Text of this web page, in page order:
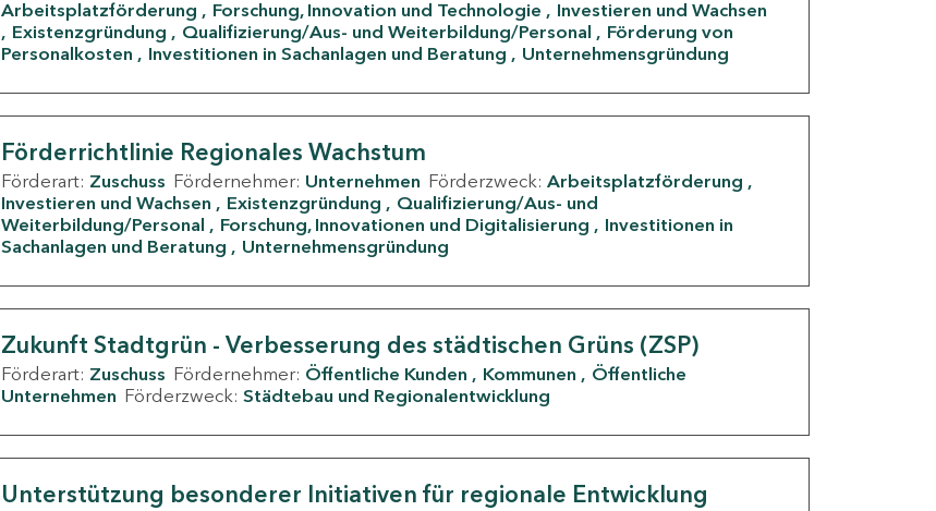
Arbeitsplatzförderung
Forschung, Innovation und Technologie
Investieren und Wachsen
Existenzgründung
Qualifizierung/Aus- und Weiterbildung/Personal
Förderung von
Personalkosten
Investitionen in Sachanlagen und Beratung Unternehmensgründung
Förderrichtlinie Regionales Wachstum
Förderart: Zuschuss Fördernehmer: Unternehmen Förderzweck: Arbeitsplatzförderung
Investieren und Wachsen
Existenzgründung
Qualifizierung/Aus- und
Weiterbildung/Personal
Forschung, Innovationen und Digitalisierung
Investitionen in
Sachanlagen und Beratung
Unternehmensgründung
Zukunft Stadtgrün - Verbesserung des städtischen Grüns (ZSP)
Förderart: Zuschuss Fördernehmer: Öffentliche Kunden Kommunen
Öffentliche
Unternehmen Förderzweck: Städtebau und Regionalentwicklung
Unterstützung besonderer Initiativen für regionale Entwicklung